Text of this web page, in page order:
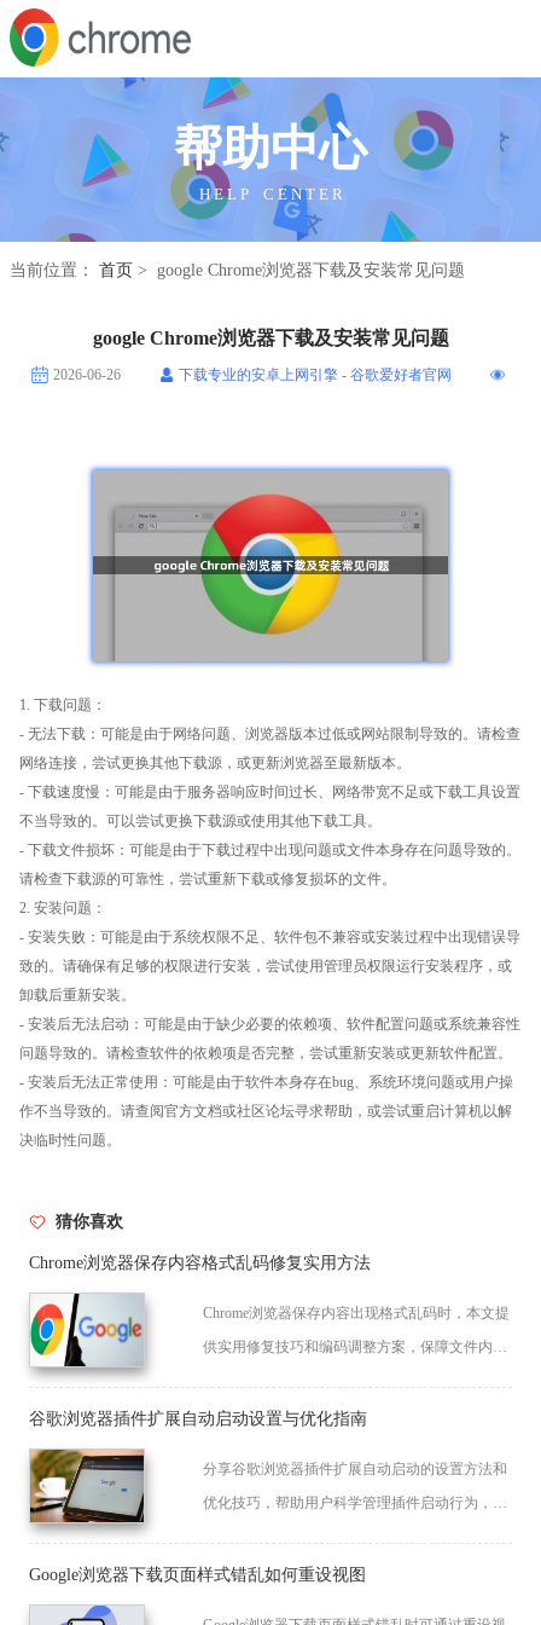
帮助中心
H E L P C E N T E R
当前位置： 首页 > google Chrome浏览器下载及安装常见问题
google Chrome浏览器下载及安装常见问题
2026-06-26 下载专业的安卓上网引擎 - 谷歌爱好者官网
1. 下载问题：
- 无法下载：可能是由于网络问题、浏览器版本过低或网站限制导致的。请检查
网络连接，尝试更换其他下载源，或更新浏览器至最新版本。
- 下载速度慢：可能是由于服务器响应时间过长、网络带宽不足或下载工具设置
不当导致的。可以尝试更换下载源或使用其他下载工具。
- 下载文件损坏：可能是由于下载过程中出现问题或文件本身存在问题导致的。
请检查下载源的可靠性，尝试重新下载或修复损坏的文件。
2. 安装问题：
- 安装失败：可能是由于系统权限不足、软件包不兼容或安装过程中出现错误导
致的。请确保有足够的权限进行安装，尝试使用管理员权限运行安装程序，或
卸载后重新安装。
- 安装后无法启动：可能是由于缺少必要的依赖项、软件配置问题或系统兼容性
问题导致的。请检查软件的依赖项是否完整，尝试重新安装或更新软件配置。
- 安装后无法正常使用：可能是由于软件本身存在bug、系统环境问题或用户操
作不当导致的。请查阅官方文档或社区论坛寻求帮助，或尝试重启计算机以解
决临时性问题。
猜你喜欢
Chrome浏览器保存内容格式乱码修复实用方法
Chrome浏览器保存内容出现格式乱码时，本文提
供实用修复技巧和编码调整方案，保障文件内容
谷歌浏览器插件扩展自动启动设置与优化指南
分享谷歌浏览器插件扩展自动启动的设置方法和
优化技巧，帮助用户科学管理插件启动行为，提
Google浏览器下载页面样式错乱如何重设视图